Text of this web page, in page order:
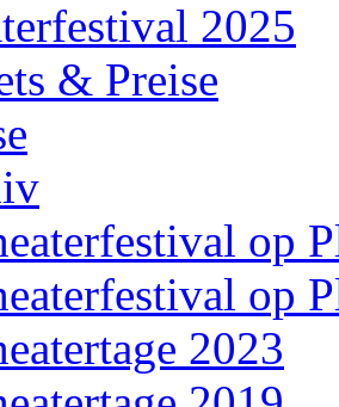
2025
& Preise
op
op
2023